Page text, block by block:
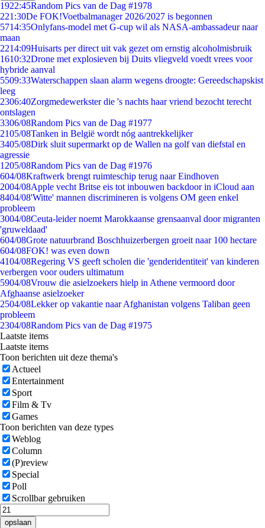
1922:45Random Pics van de Dag #1978
221:30De FOK!Voetbalmanager 2026/2027 is begonnen
5714:35Onlyfans-model met G-cup wil als NASA-ambassadeur naar
maan
2214:09Huisarts per direct uit vak gezet om ernstig alcoholmisbruik
1610:32Drone met explosieven bij Duits vliegveld voedt vrees voor
hybride aanval
5509:33Waterschappen slaan alarm wegens droogte: Gereedschapskist
leeg
2306:40Zorgmedewerkster die 's nachts haar vriend bezocht terecht
ontslagen
3306/08Random Pics van de Dag #1977
2105/08Tanken in België wordt nóg aantrekkelijker
3405/08Dirk sluit supermarkt op de Wallen na golf van diefstal en
agressie
1205/08Random Pics van de Dag #1976
604/08Kraftwerk brengt ruimteschip terug naar Eindhoven
2004/08Apple vecht Britse eis tot inbouwen backdoor in iCloud aan
8404/08'Witte' mannen discrimineren is volgens OM geen enkel
probleem
3004/08Ceuta-leider noemt Marokkaanse grensaanval door migranten
'gruweldaad'
604/08Grote natuurbrand Boschhuizerbergen groeit naar 100 hectare
604/08FOK! was even down
4104/08Regering VS geeft scholen die 'genderidentiteit' van kinderen
verbergen voor ouders ultimatum
5904/08Vrouw die asielzoekers hielp in Athene vermoord door
Afghaanse asielzoeker
2504/08Lekker op vakantie naar Afghanistan volgens Taliban geen
probleem
2304/08Random Pics van de Dag #1975
Laatste items
Laatste items
Toon berichten uit deze thema's
Actueel
Entertainment
Sport
Film & Tv
Games
Toon berichten van deze types
Weblog
Column
(P)review
Special
Poll
Scrollbar gebruiken
opslaan